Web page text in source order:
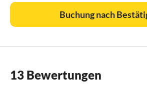
Seepromenade entlang der Ostsee bis
entfernten Achterwasser mit
"Karls Erdbeerhof" als neueste
Buchung nach
13 Bewertungen